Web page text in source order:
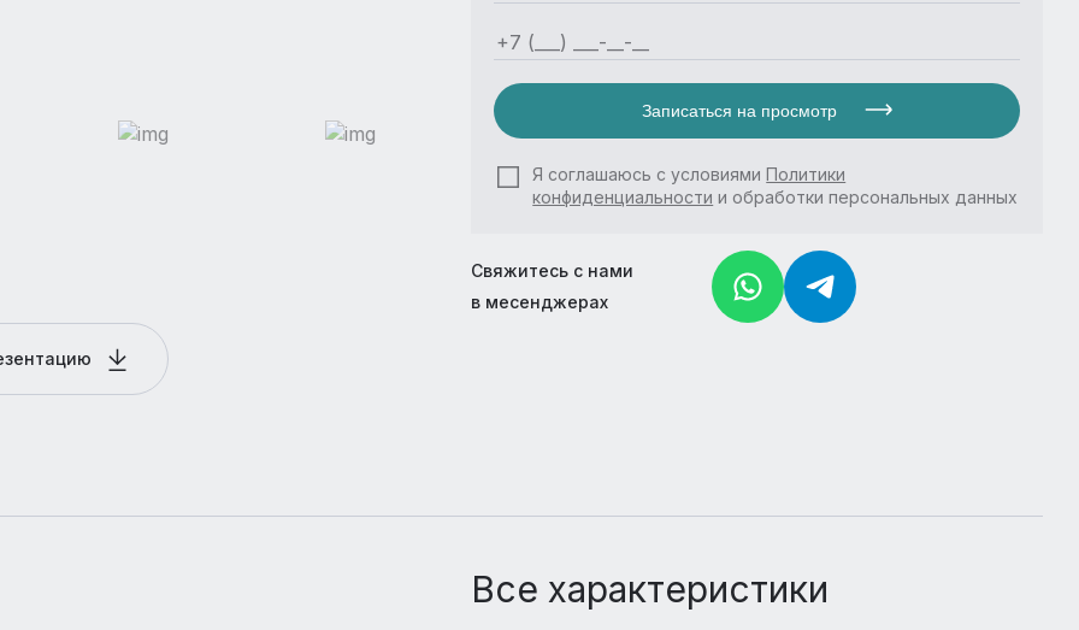
Записаться на просмотр
Я соглашаюсь с условиямиПолитики
конфиденциальности и обработки персональных данных
Свяжитесь с нами
в месенджерах
Все характеристики